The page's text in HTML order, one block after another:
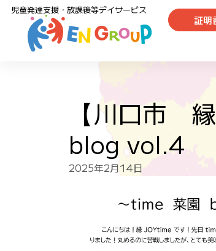
児童発達支援・放課後等デイサービス
証明
【川口市
blog vol.4
2025年2月14日